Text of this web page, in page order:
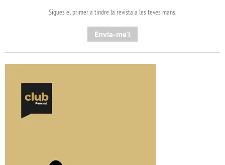
Sigues el primer a tindre la revista a les teves mans.
Envia-me'l